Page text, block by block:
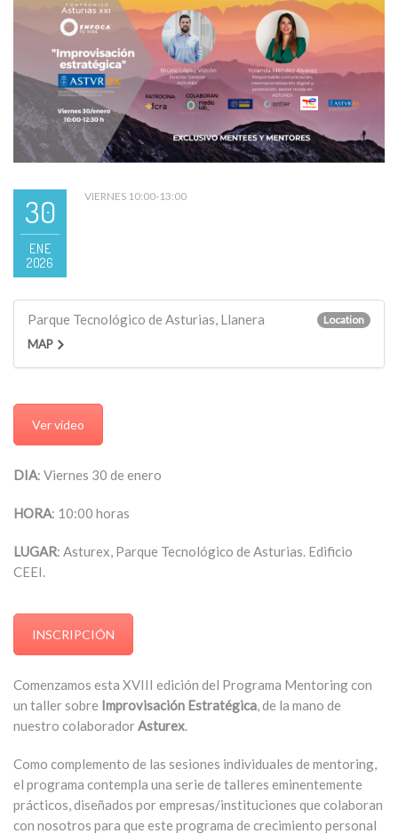
30
ENE
2026
VIERNES 10:00-13:00
Parque Tecnológico de Asturias, Llanera Location
MAP
Ver vídeo
DIA: Viernes 30 de enero
HORA: 10:00 horas
LUGAR: Asturex, Parque Tecnológico de Asturias. Edificio
CEEI.
INSCRIPCIÓN
Comenzamos esta XVIII edición del Programa Mentoring con
un taller sobre Improvisación Estratégica , de la mano de
nuestro colaborador Asturex
Como complemento de las sesiones individuales de mentoring,
el programa contempla una serie de talleres eminentemente
prácticos, diseñados por empresas/instituciones que colaboran
con nosotros para que este programa de crecimiento personal